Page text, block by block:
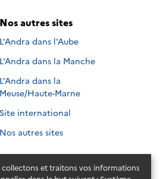
collectons et traitons vos informations
Nos autres sites
L'Andra dans l'Aube
L'Andra dans la Manche
L'Andra dans la
Meuse/Haute-Marne
Site international
Nos autres sites